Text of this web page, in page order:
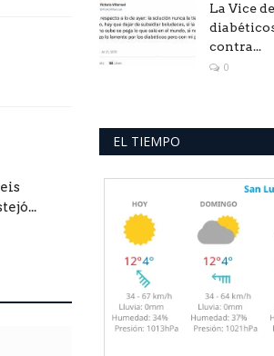
La Vice
contra...
0
EL TIEMPO